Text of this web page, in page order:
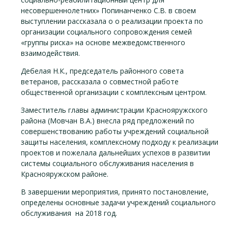
несовершеннолетних» Попинанченко С.В. в своем
выступлении рассказала о о реализации проекта по
организации социального сопровождения семей
«группы риска» на основе межведомственного
взаимодействия.
Дебелая Н.К., председатель районного совета
ветеранов, рассказала о совместной работе
общественной организации с комплексным центром.
Заместитель главы администрации Краснояружского
района (Мовчан В.А.) внесла ряд предложений по
совершенствованию работы учреждений социальной
защиты населения, комплексному подходу к реализации
проектов и пожелала дальнейших успехов в развитии
системы социального обслуживания населения в
Краснояружском районе.
В завершении мероприятия, принято постановление,
определены основные задачи учреждений социального
обслуживания на 2018 год.